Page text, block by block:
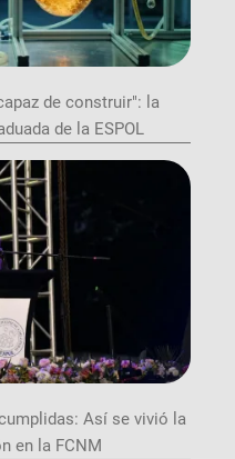
de construir": la
de la ESPOL
Así se vivió la
en la FCNM